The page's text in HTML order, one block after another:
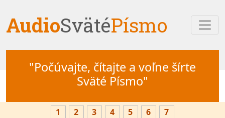
AudioSvätéPísmo
"Počúvajte, čítajte a voľne šírte
Sväté Písmo"
1 2 3 4 5 6
7